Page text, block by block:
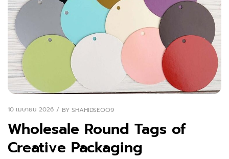
10 เมษายน 2026 BY SHAHIDSEOO9
Wholesale Round Tags of
Creative Packaging